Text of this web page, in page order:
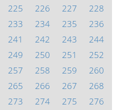
225 226 227
228
233 234 235
236
241 242 243
244
249 250 251
252
257 258 259
260
265 266 267
268
273 274 275
276